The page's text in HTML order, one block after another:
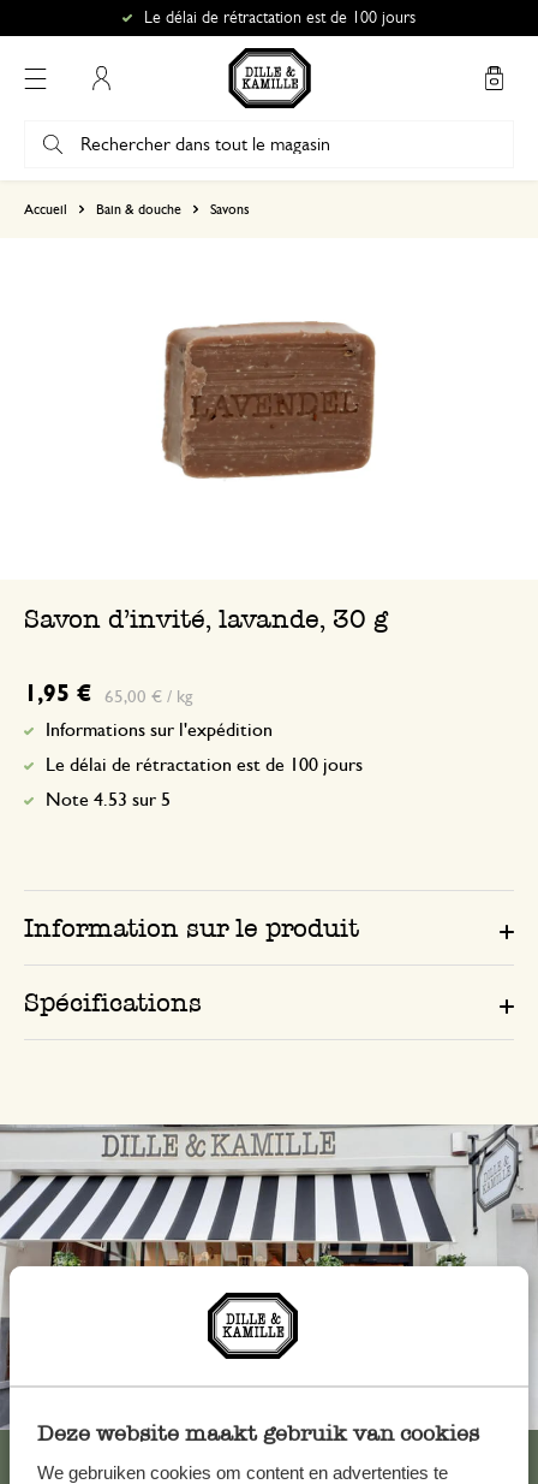
Deze website maakt gebruik van cookies
We gebruiken cookies om content en advertenties te
Le délai de rétractation est de 100 jours
Accueil Bain & douche Savons
Savon d'invité, lavande, 30 g
1,95 € 65,00 € / kg
Informations sur l'expédition
Le délai de rétractation est de 100 jours
Note 4.53 sur 5
Information sur le produit
Spécifications